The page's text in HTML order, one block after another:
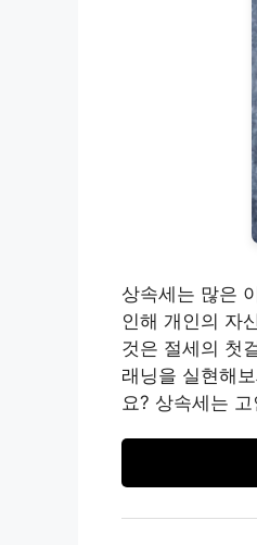
상속세는 많은
인해 개인의 자
것은 절세의 첫
래닝을 실현해
요? 상속세는